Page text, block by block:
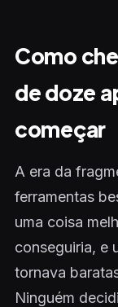
Como
de doze
começar
A era da
ferramentas
uma coisa
conseguiria, e
tornava
Ninguém